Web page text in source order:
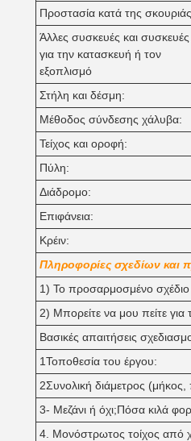
Προστασία κατά της σκουριάς
Άλλες συσκευές και συσκευές
για την κατασκευή ή τον
εξοπλισμό
Στήλη και δέσμη:
Μέθοδος σύνδεσης χάλυβα:
Τείχος και οροφή:
Πύλη:
Διάδρομο:
Επιφάνεια:
Κρέιν:
Πληροφορίες σχεδίων και
1) Το προσαρμοσμένο σχέδιο
2) Μπορείτε να μου πείτε
Βασικές απαιτήσεις
1Τοποθεσία του έργου:
2Συνολική διάμετρος
3- Μεζάνι ή όχι;Πόσα κιλά
4. Μονόστρωτος τοίχος από